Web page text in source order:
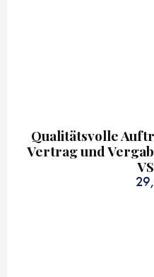
Qualitätsvolle
Vertrag und